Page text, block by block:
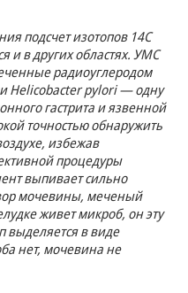
подсчет изотопов 14С
и в других областях. УМС
радиоуглеродом
Helicobacter pylori — одну
гастрита и язвенной
точностью обнаружить
избежав
процедуры
выпивает сильно
мочевины, меченый
живет микроб, он эту
выделяется в виде
нет, мочевина не